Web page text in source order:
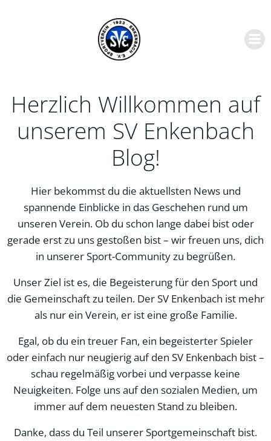
springen
Herzlich Willkommen auf
unserem SV Enkenbach
Blog!
Hier bekommst du die aktuellsten News und
spannende Einblicke in das Geschehen rund um
unseren Verein. Ob du schon lange dabei bist oder
gerade erst zu uns gestoßen bist – wir freuen uns, dich
in unserer Sport-Community zu begrüßen.
Unser Ziel ist es, die Begeisterung für den Sport und
die Gemeinschaft zu teilen. Der SV Enkenbach ist mehr
als nur ein Verein, er ist eine große Familie.
Egal, ob du ein treuer Fan, ein begeisterter Spieler
oder einfach nur neugierig auf den SV Enkenbach bist –
schau regelmäßig vorbei und verpasse keine
Neuigkeiten. Folge uns auf den sozialen Medien, um
immer auf dem neuesten Stand zu bleiben.
Danke, dass du Teil unserer Sportgemeinschaft bist.